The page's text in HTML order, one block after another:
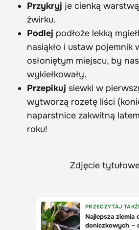
Przykryj je cienką
żwirku.
Podlej podłoże lekką
nasiąkło i ustaw pojemnik
osłoniętym miejscu, by
wykiełkowały.
Przepikuj siewki w
wytworzą rozetę liści
naparstnice zakwitną
roku!
Zdjęcie